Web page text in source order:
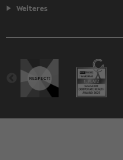
Weiteres